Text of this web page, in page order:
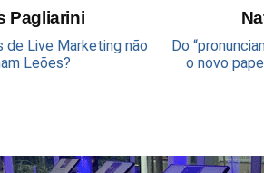
Pagliarini
de Live Marketing não
Leões?
Do
o novo